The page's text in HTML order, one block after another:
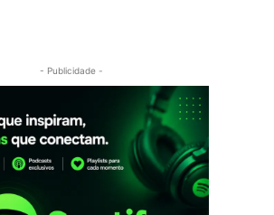
- Publicidade -